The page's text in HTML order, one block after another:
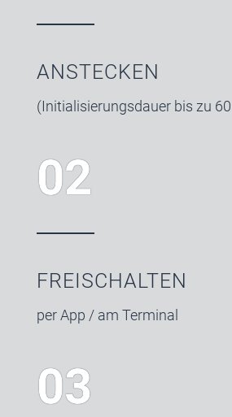
ANSTECKEN
(Initialisierungsdauer bis zu
02
FREI­SCHALTEN
per App / am Terminal
03